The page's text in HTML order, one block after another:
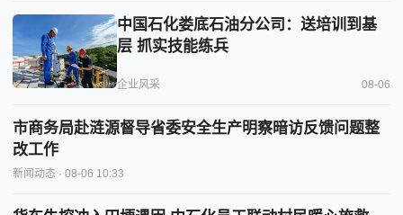
中国石化娄底石油分公司：送培训到基
层 抓实技能练兵
企业风采 08-06
市商务局赴涟源督导省委安全生产明察暗访反馈问题整
改工作
新闻动态 · 08-06 10:33